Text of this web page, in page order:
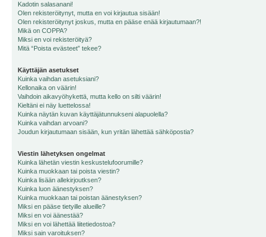
Kadotin salasanani!
Olen rekisteröitynyt, mutta en voi kirjautua sisään!
Olen rekisteröitynyt joskus, mutta en pääse enää kirjautumaan?!
Mikä on COPPA?
Miksi en voi rekisteröityä?
Mitä “Poista evästeet” tekee?
Käyttäjän asetukset
Kuinka vaihdan asetuksiani?
Kellonaika on väärin!
Vaihdoin aikavyöhykettä, mutta kello on silti väärin!
Kieltäni ei näy luettelossa!
Kuinka näytän kuvan käyttäjätunnukseni alapuolella?
Kuinka vaihdan arvoani?
Joudun kirjautumaan sisään, kun yritän lähettää sähköpostia?
Viestin lähetyksen ongelmat
Kuinka lähetän viestin keskustelufoorumille?
Kuinka muokkaan tai poista viestin?
Kuinka lisään allekirjoutksen?
Kuinka luon äänestyksen?
Kuinka muokkaan tai poistan äänestyksen?
Miksi en pääse tietyille alueille?
Miksi en voi äänestää?
Miksi en voi lähettää liitetiedostoa?
Miksi sain varoituksen?